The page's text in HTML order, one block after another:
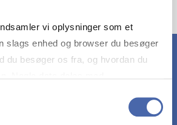
vi oplysninger som et
slags enhed og browser du besøger
du besøger os fra, og hvordan du
selv - og kan altid trække